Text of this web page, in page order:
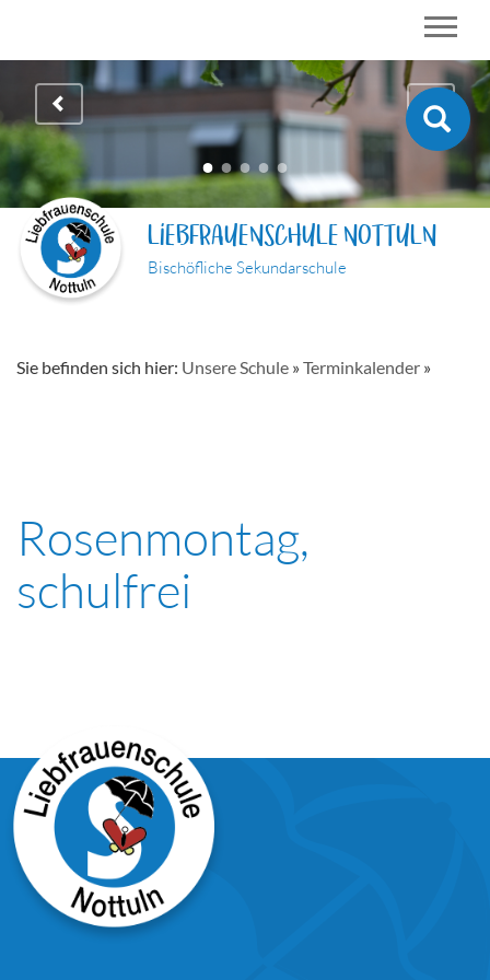
LIEBFRAUENSCHULE NOTTULN
Bischöfliche Sekundarschule
Sie befinden sich hier: Unsere Schule »Terminkalender »
Rosenmontag,
schulfrei